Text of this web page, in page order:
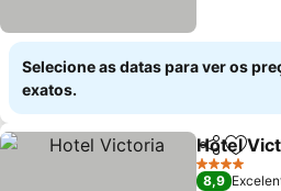
Selecione as datas para ver os
exatos.
Partilhar
Hotel
4 Estrelas
8,9